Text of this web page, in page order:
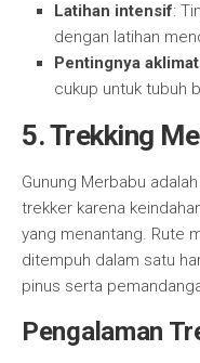
Latihan intensif:
dengan latihan
Pentingnya
cukup untuk tubuh
5. Trekking
Gunung Merbabu
trekker karena
yang menantang. Rute
ditempuh dalam satu
pinus serta
Pengalaman